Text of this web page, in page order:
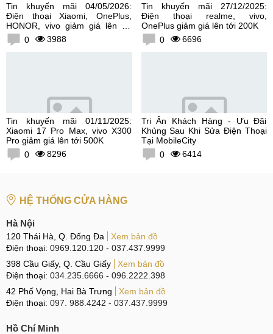
Tin khuyến mãi 04/05/2026:
Điện thoại Xiaomi, OnePlus,
HONOR, vivo giảm giá lên tới
300K0 3988
Tin khuyến mãi 27/12/2025:
Điện thoại realme, vivo,
OnePlus giảm giá lên tới 200K
0
6696
Tin khuyến mãi 01/11/2025:
Xiaomi 17 Pro Max, vivo X300
Pro giảm giá lên tới 500K
0
8296
Tri Ân Khách Hàng - Ưu Đãi
Khủng Sau Khi Sửa Điện Thoại
Tại MobileCity
0
6414
HỆ THỐNG CỬA HÀNG
Hà Nội
120 Thái Hà, Q. Đống Đa
Xem bản đồ
Điện thoại: 0969.120.120 - 037.437.9999
398 Cầu Giấy, Q. Cầu Giấy
Xem bản đồ
Điện thoại: 034.235.6666 - 096.2222.398
42 Phố Vọng, Hai Bà Trưng
Xem bản đồ
Điện thoại: 097. 988.4242 - 037.437.9999
Hồ Chí Minh